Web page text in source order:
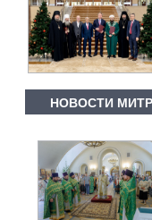
НОВОСТИ